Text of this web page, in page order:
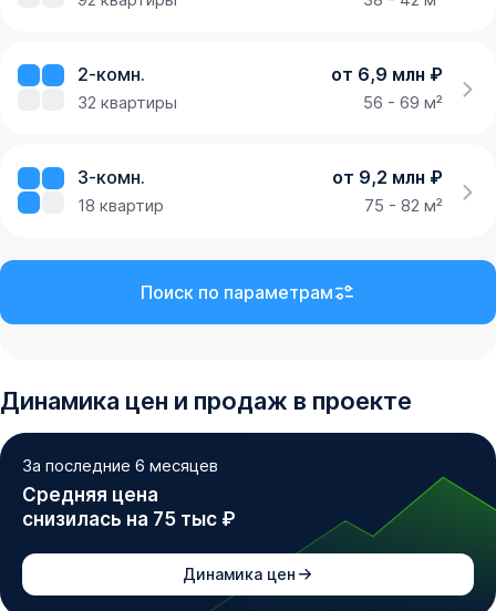
2-комн. от 6,9 млн ₽
32 квартиры 56 - 69 м²
3-комн. от 9,2 млн ₽
18 квартир 75 - 82 м²
Поиск по параметрам
Динамика цен и продаж в проекте
За последние 6 месяцев
Средняя цена
снизилась на 75 тыс ₽
Динамика цен